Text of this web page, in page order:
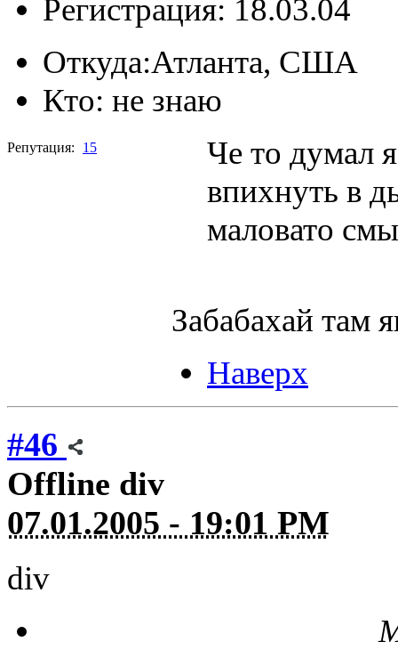
Регистрация: 18.03.04
Откуда:Атланта, США
Кто: не знаю
Репутация: 15
Че то думал
впихнуть в
маловато
Забабахай там
Наверх
#46
Offline div
07.01.2005 - 19:01 PM
div